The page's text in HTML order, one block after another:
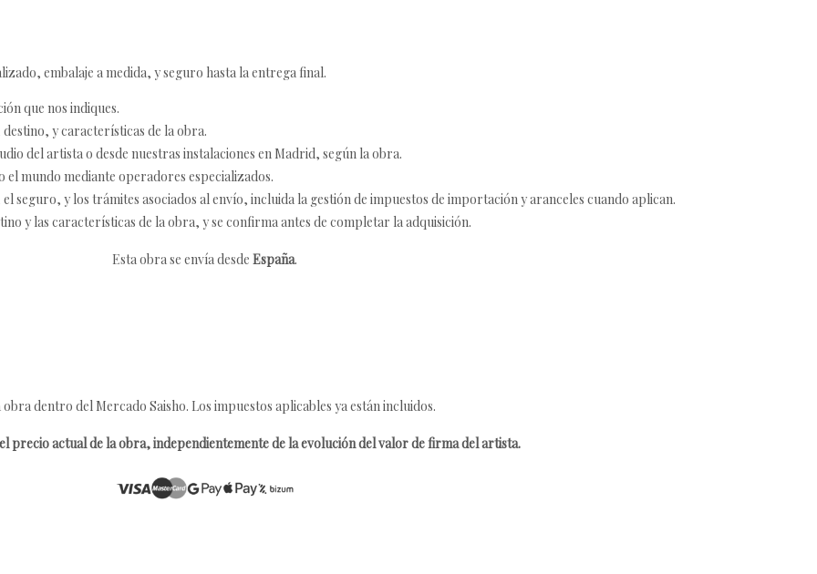
embalaje a medida, y seguro hasta la entrega final.
que nos indiques.
y características de la obra.
del artista o desde nuestras instalaciones en Madrid, según la obra.
el mundo mediante operadores especializados.
seguro, y los trámites asociados al envío, incluida la gestión de impuestos de importación y aranceles cuando aplican.
y las características de la obra, y se confirma antes de completar la adquisición.
Esta obra se envía desde España.
dentro del Mercado Saisho. Los impuestos aplicables ya están incluidos.
precio actual de la obra, independientemente de la evolución del valor de firma del artista.